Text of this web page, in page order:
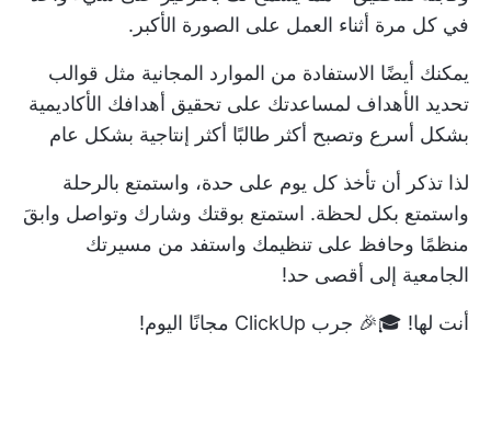
في كل مرة أثناء العمل على الصورة الأكبر.
يمكنك أيضًا الاستفادة من الموارد المجانية مثل قوالب
تحديد الأهداف لمساعدتك على تحقيق أهدافك الأكاديمية
بشكل أسرع وتصبح أكثر طالبًا أكثر إنتاجية بشكل عام
لذا تذكر أن تأخذ كل يوم على حدة، واستمتع بالرحلة
واستمتع بكل لحظة. استمتع بوقتك وشارك وتواصل وابقَ
منظمًا وحافظ على تنظيمك واستفد من مسيرتك
الجامعية إلى أقصى حد!
أنت لها! 🎓🎉 جرب ClickUp مجانًا اليوم!